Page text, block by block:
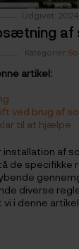
Udgivet:
af
Kategorier:
artikel:
ved brug af
til at hjælpe
installation af
de specifikke
diverse
i denne